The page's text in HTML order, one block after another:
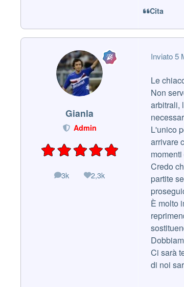
Cita
Gianla
Admin
3k
messaggi2,3k
Reputazione
Inviato5
Le
Non
arbitrali,
L'unico
arrivare
Credo
partite
È molto
Ci sarà
di noi